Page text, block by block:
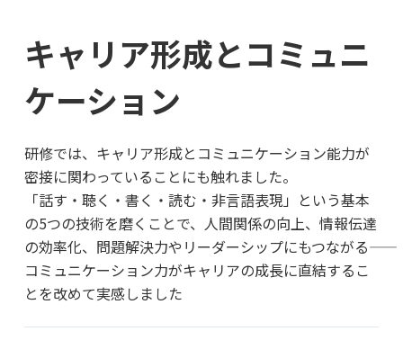
キャリア形成とコミュニ
ケーション
研修では、キャリア形成とコミュニケーション能力が
密接に関わっていることにも触れました。
「話す・聴く・書く・読む・非言語表現」という基本
の5つの技術を磨くことで、人間関係の向上、情報伝達
の効率化、問題解決力やリーダーシップにもつながる――
コミュニケーション力がキャリアの成長に直結するこ
とを改めて実感しました